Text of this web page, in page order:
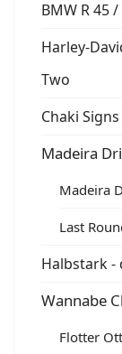
BMW R 45
Harley-
Two
Chaki
Madeira
Madeira
Last
Halbstark -
Wannabe
Flotter